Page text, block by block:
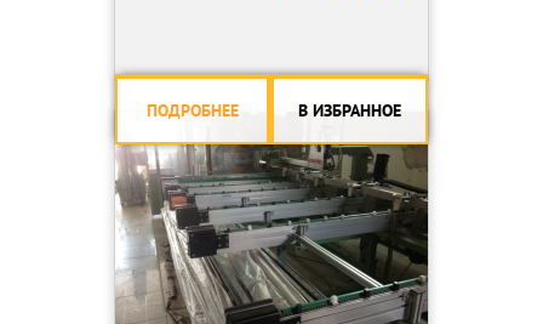
ПОДРОБНЕЕ В ИЗБРАННОЕ